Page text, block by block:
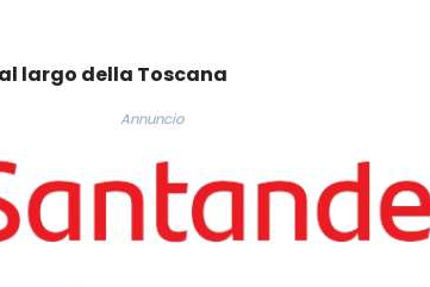
largo della Toscana
Annuncio